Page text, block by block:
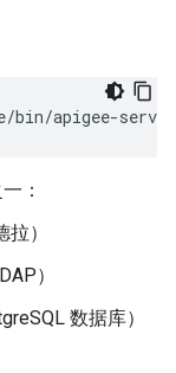
bin/apigee-
：
拉）
）
数据库）